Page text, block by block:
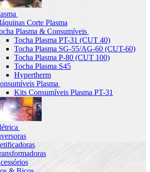
Corte Plasma
Plasma & Consumíveis
Tocha Plasma PT-31 (CUT 40)
Tocha Plasma SG-55/AG-60 (CUT-60)
Tocha Plasma P-80 (CUT 100)
Tocha Plasma S45
Hypertherm
Plasma
Kits Consumíveis Plasma PT-31